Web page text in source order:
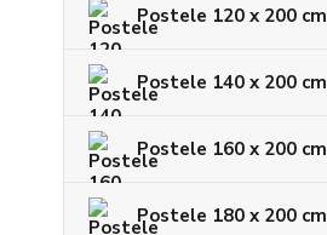
Postele 120 x 200 cm
Postele 140 x 200 cm
Postele 160 x 200 cm
Postele 180 x 200 cm